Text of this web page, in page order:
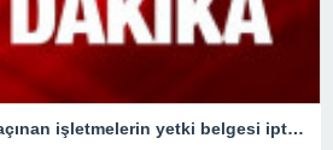
Sıfır araç satışından kaçınan işletmelerin yetki belgesi iptal edilecek